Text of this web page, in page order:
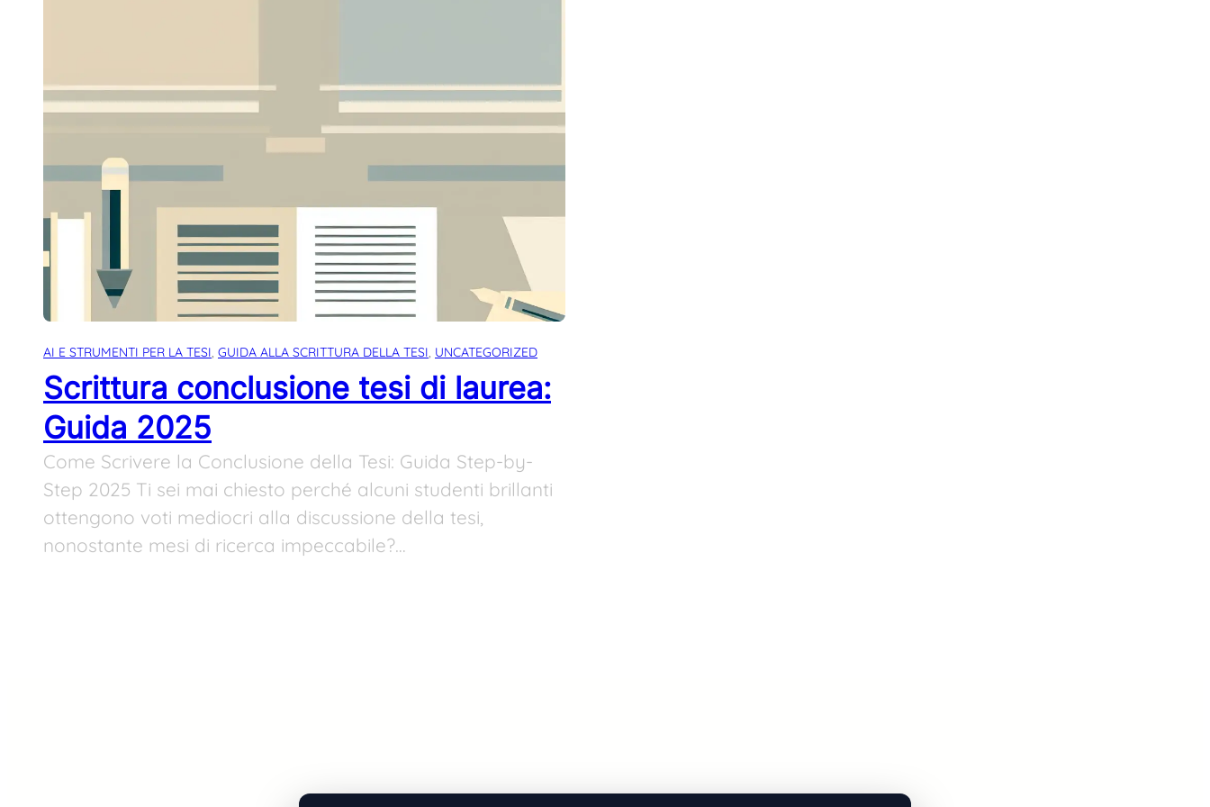
AI E STRUMENTI PER LA TESI, GUIDA ALLA SCRITTURA DELLA TESI, UNCATEGORIZED
Scrittura conclusione tesi di laurea:
Guida 2025
Come Scrivere la Conclusione della Tesi: Guida Step-by-
Step 2025 Ti sei mai chiesto perché alcuni studenti brillanti
ottengono voti mediocri alla discussione della tesi,
nonostante mesi di ricerca impeccabile?…